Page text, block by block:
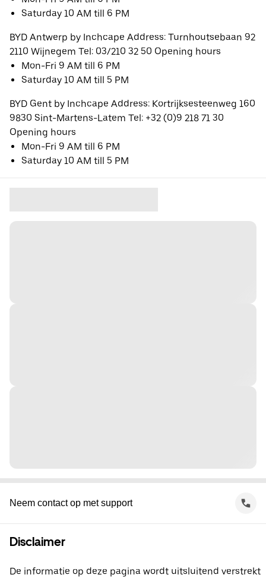
Saturday 10 AM till 6 PM
BYD Antwerp by Inchcape Address: Turnhoutsebaan 92
2110 Wijnegem Tel: 03/210 32 50 Opening hours
Mon-Fri 9 AM till 6 PM
Saturday 10 AM till 5 PM
BYD Gent by Inchcape Address: Kortrijksesteenweg 160
9830 Sint-Martens-Latem Tel: +32 (0)9 218 71 30
Opening hours
Mon-Fri 9 AM till 6 PM
Saturday 10 AM till 5 PM
Neem contact op met support
Disclaimer
De informatie op deze pagina wordt uitsluitend verstrekt